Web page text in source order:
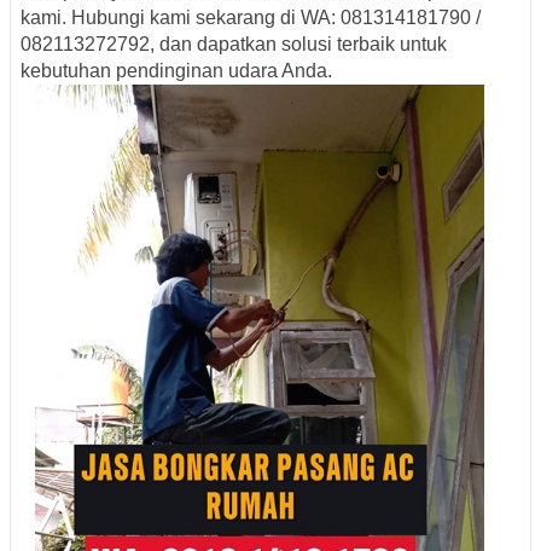
kami. Hubungi kami sekarang di WA: 081314181790 /
082113272792, dan dapatkan solusi terbaik untuk
kebutuhan pendinginan udara Anda.